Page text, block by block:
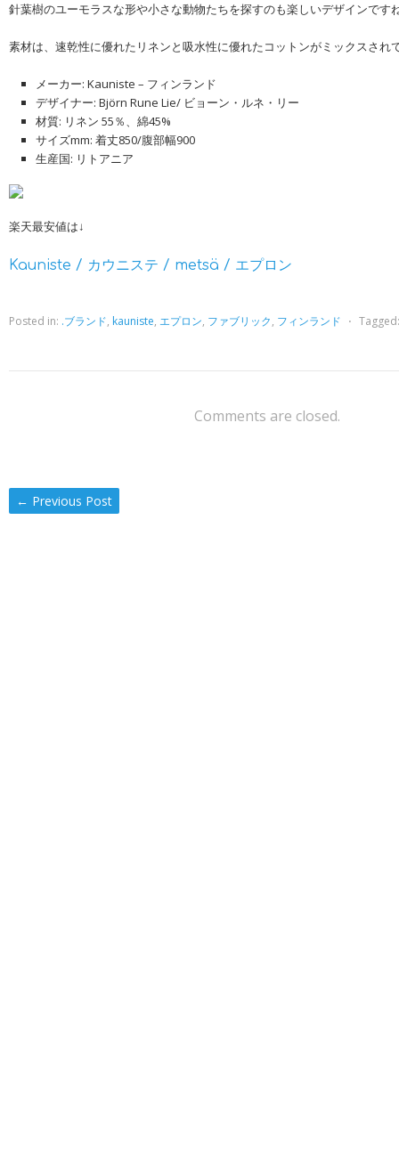
針葉樹のユーモラスな形や小さな動物たちを探すのも楽しいデザインです
素材は、速乾性に優れたリネンと吸水性に優れたコットンがミックスされ
メーカー: Kauniste – フィンランド
デザイナー: Björn Rune Lie/ ビョーン・ルネ・リー
材質: リネン 55％、綿45%
サイズmm: 着丈850/腹部幅900
生産国: リトアニア
楽天最安値は↓
Kauniste / カウニステ / metsä / エプロン
Posted in: .ブランド, kauniste, エプロン, ファブリック, フィンランド ⋅ Tagged:
Comments are closed.
← Previous Post